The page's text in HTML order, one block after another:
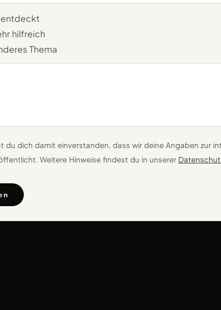
entdeckt
hilfreich
Thema
du dich damit einverstanden, dass wir deine Angaben zur
Weitere Hinweise findest du in unserer